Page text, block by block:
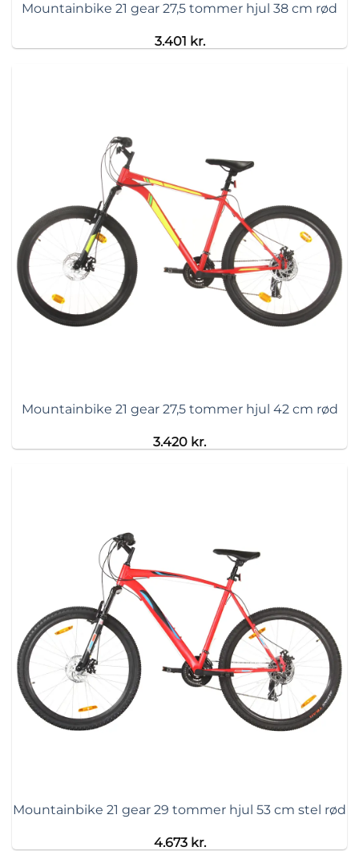
Mountainbike 21 gear 27,5 tommer hjul 38 cm rød
3.401 kr.
Mountainbike 21 gear 27,5 tommer hjul 42 cm rød
3.420 kr.
Mountainbike 21 gear 29 tommer hjul 53 cm stel rød
4.673 kr.